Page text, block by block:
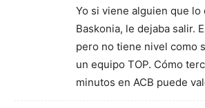
Yo si viene alguien que lo
Baskonia, le dejaba salir.
pero no tiene nivel como
un equipo TOP. Cómo
minutos en ACB puede